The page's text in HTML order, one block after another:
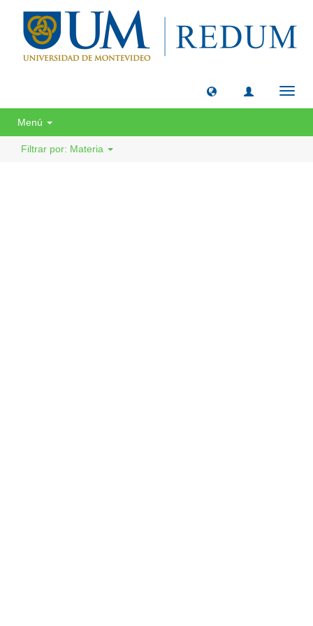
Menú
Filtrar por: Materia